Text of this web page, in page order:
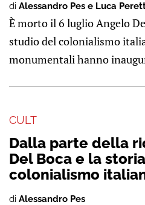
di Alessandro Pes e Luca
È morto il 6 luglio Angelo
studio del colonialismo
monumentali hanno
CULT
Dalla parte della
Del Boca e la
colonialismo
di Alessandro Pes